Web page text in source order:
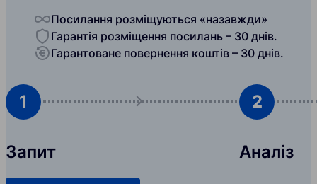
Посилання розміщуються «назавжди»
Гарантія розміщення посилань – 30 днів.
Гарантоване повернення коштів – 30 днів.
1
Запит
2
Аналіз